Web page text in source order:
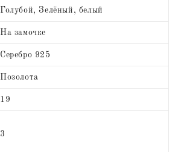
Голубой, Зелёный, белый
На замочке
Серебро 925
Позолота
19
3